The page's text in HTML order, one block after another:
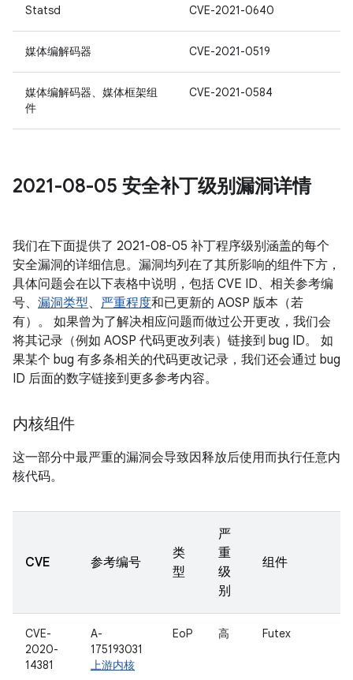
Statsd CVE-2021-0640
媒体编解码器 CVE-2021-0519
媒体编解码器、媒体框架组
件
CVE-2021-0584
2021-08-05 安全补丁级别漏洞详情
我们在下面提供了 2021-08-05 补丁程序级别涵盖的每个
安全漏洞的详细信息。漏洞均列在了其所影响的组件下方，
具体问题会在以下表格中说明，包括 CVE ID、相关参考编
号、 漏洞类型、 严重程度和已更新的 AOSP 版本（若
有）。 如果曾为了解决相应问题而做过公开更改，我们会
将其记录（例如 AOSP 代码更改列表）链接到 bug ID。 如
果某个 bug 有多条相关的代码更改记录，我们还会通过 bug
ID 后面的数字链接到更多参考内容。
内核组件
这一部分中最严重的漏洞会导致因释放后使用而执行任意内
核代码。
CVE 参考编号
类
型
严
重
级
别
组件
CVE-
2020-
14381
A-
175193031
上游内核
EoP 高 Futex